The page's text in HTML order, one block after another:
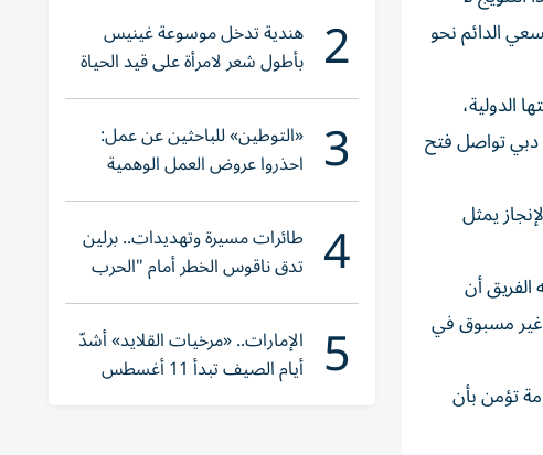
الدائم نحو
الدولية،
دبي تواصل فتح
يمثل
الفريق أن
غير مسبوق في
تؤمن بأن
2 هندية تدخل موسوعة غينيس
بأطول شعر لامرأة على قيد الحياة
3 «التوطين» للباحثين عن عمل:
احذروا عروض العمل الوهمية
وتحققوا عبر «الباركود»
4 طائرات مسيرة وتهديدات.. برلين
تدق ناقوس الخطر أمام "الحرب
الهجينة"
5 الإمارات.. «مرخيات القلايد» أشدّ
أيام الصيف تبدأ 11 أغسطس